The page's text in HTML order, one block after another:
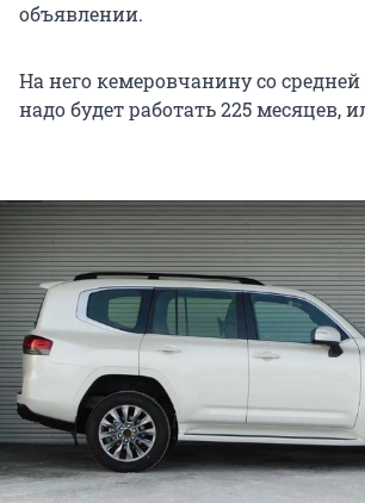
объявлении.
На него кемеровчанину со
надо будет работать 225 месяцев,